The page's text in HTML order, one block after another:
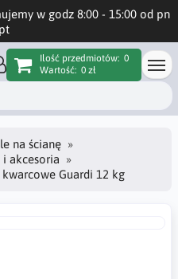
w godz 8:00 - 15:00 od pn
Ilość przedmiotów: 0
Wartość: 0 zł
na ścianę
i akcesoria
Guardi 12 kg